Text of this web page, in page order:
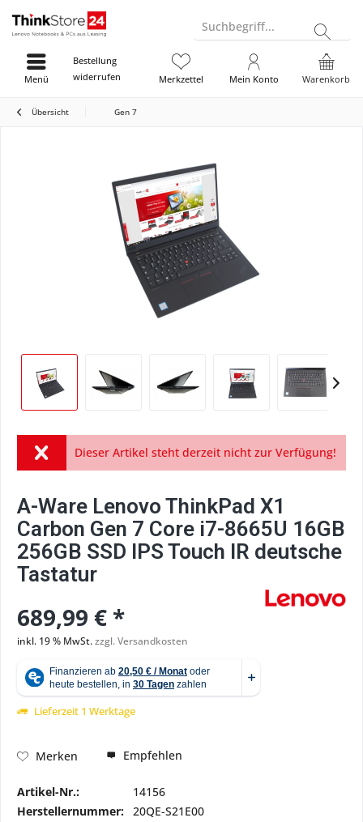
Suchbegriff...
Bestellung
widerrufen
Warenkorb
Merkzettel Mein Konto
Menü
Übersicht Gen 7
Dieser Artikel steht derzeit nicht zur Verfügung!
A-Ware Lenovo ThinkPad X1
Carbon Gen 7 Core i7-8665U 16GB
256GB SSD IPS Touch IR deutsche
Tastatur
689,99 € *
inkl. 19 % MwSt.zzgl. Versandkosten
Lieferzeit 1 Werktage
Merken Empfehlen
Artikel-Nr.:
14156
Herstellernummer: 20QE-S21E00